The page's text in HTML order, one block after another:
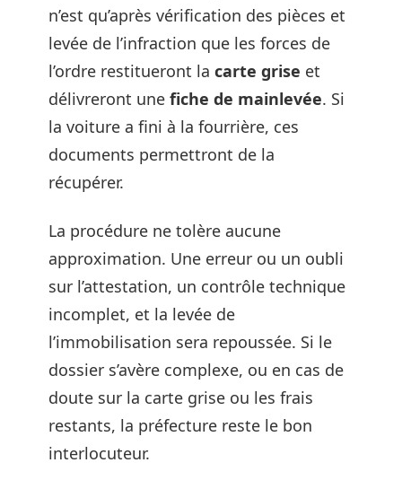
n’est qu’après vérification des pièces et
levée de l’infraction que les forces de
l’ordre restitueront la carte grise et
délivreront une fiche de mainlevée. Si
la voiture a fini à la fourrière, ces
documents permettront de la
récupérer.
La procédure ne tolère aucune
approximation. Une erreur ou un oubli
sur l’attestation, un contrôle technique
incomplet, et la levée de
l’immobilisation sera repoussée. Si le
dossier s’avère complexe, ou en cas de
doute sur la carte grise ou les frais
restants, la préfecture reste le bon
interlocuteur.